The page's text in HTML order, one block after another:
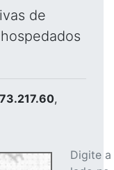
de
,
Digite